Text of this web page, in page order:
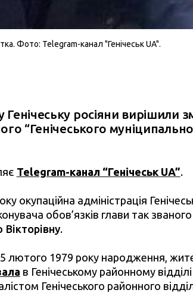
Фото: Telegram-канал "Генічеськ UA".
росіяни вирішили
“Генічеського
Telegram-канал “Генічеськ UA”.
окупаційна адміністрація
обов’язків глави так
.
, 5 лютого 1979 року народження,
в Генічеському районному
Генічеського районного